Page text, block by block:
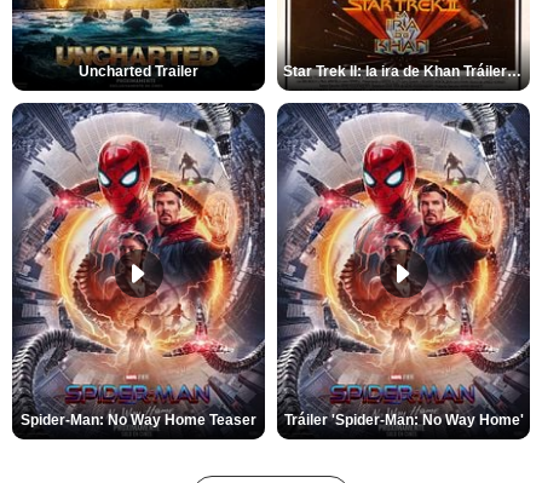
Uncharted Trailer Star Trek II: la ira de Khan Tráiler VO
Spider-Man: No Way Home Teaser Tráiler 'Spider-Man: No Way Home'